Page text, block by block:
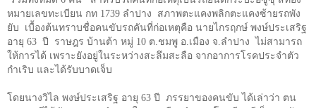
หมายเลขทะเบียน กท 1739 ลำปาง สภาพตะแคงพลิกตะแคงซ้ายรถพัง
ยับ เบื้องต้นทราบชื่อคนขับรถคันที่ก่อเหตุคือ นายไกรฤกษ์ พงษ์ประเสริฐ
อายุ 63 ปี ราษฎร บ้านต้า หมู่ 10 ต.ชมพู อ.เมือง จ.ลำปาง ไม่สามารถ
ให้การได้ เพราะยังอยู่ในระหว่างสะลึมสะลือ จากอาการโรคประจำตัว
กำเริบ และได้รับบาดเจ็บ
โดยนางวิไล พงษ์ประเสริฐ อายุ 63 ปี ภรรยาของคนขับ ได้เล่าว่า ตน